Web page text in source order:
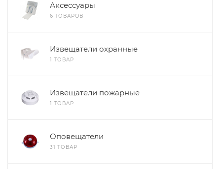
Аксессуары
6 ТОВАРОВ
Извещатели охранные
1 ТОВАР
Извещатели пожарные
1 ТОВАР
Оповещатели
31 ТОВАР